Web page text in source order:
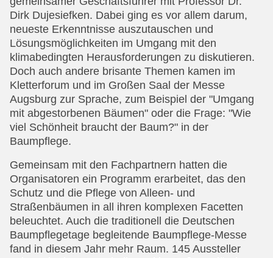
Dirk Dujesiefken. Dabei ging es vor allem darum,
neueste Erkenntnisse auszutauschen und
Lösungsmöglichkeiten im Umgang mit den
klimabedingten Herausforderungen zu diskutieren.
Doch auch andere brisante Themen kamen im
Kletterforum und im Großen Saal der Messe
Augsburg zur Sprache, zum Beispiel der "Umgang
mit abgestorbenen Bäumen" oder die Frage: "Wie
viel Schönheit braucht der Baum?" in der
Baumpflege.
Gemeinsam mit den Fachpartnern hatten die
Organisatoren ein Programm erarbeitet, das den
Schutz und die Pflege von Alleen- und
Straßenbäumen in all ihren komplexen Facetten
beleuchtet. Auch die traditionell die Deutschen
Baumpflegetage begleitende Baumpflege-Messe
fand in diesem Jahr mehr Raum. 145 Aussteller